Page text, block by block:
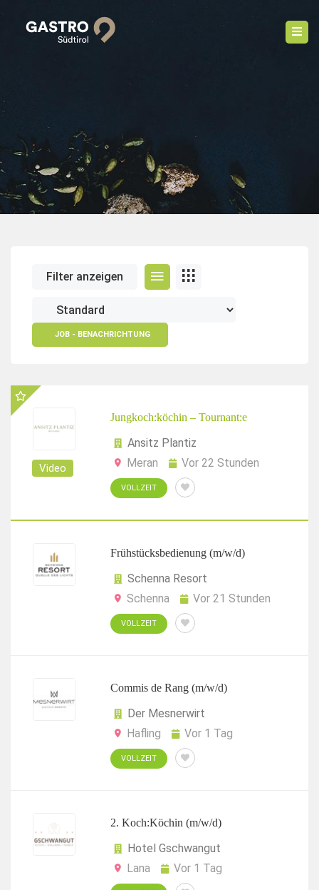
Filter anzeigen
JOB - BENACHRICHTUNG
Video
Jungkoch:köchin – Tournant:e
Ansitz Plantiz
Meran
Vor 22 Stunden
VOLLZEIT
Frühstücksbedienung (m/w/d)
Schenna Resort
Schenna
Vor 21 Stunden
VOLLZEIT
Commis de Rang (m/w/d)
Der Mesnerwirt
Hafling
Vor 1 Tag
VOLLZEIT
2. Koch:Köchin (m/w/d)
Hotel Gschwangut
Lana
Vor 1 Tag